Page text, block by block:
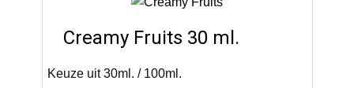
Creamy Fruits 30 ml.
Keuze uit 30ml. / 100ml.